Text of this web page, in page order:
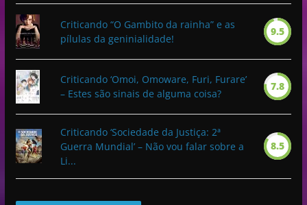
Criticando “O Gambito da rainha” e as
pílulas da geninialidade!
9.5
Criticando ‘Omoi, Omoware, Furi, Furare’
– Estes são sinais de alguma coisa?
7.8
Criticando ‘Sociedade da Justiça: 2ª
Guerra Mundial’ – Não vou falar sobre a
Li...
8.5